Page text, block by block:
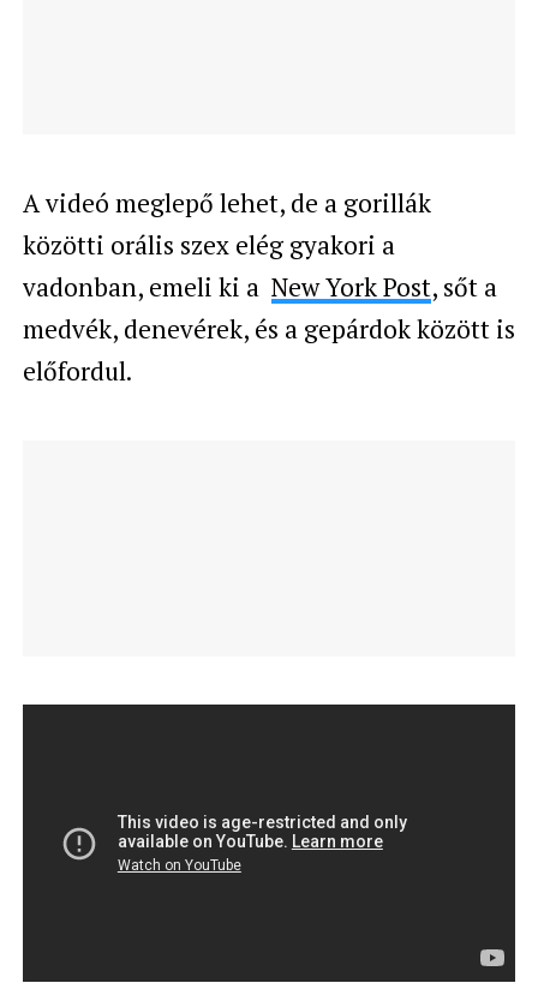
A videó meglepő lehet, de a gorillák
közötti orális szex elég gyakori a
vadonban, emeli ki a New York Post, sőt a
medvék, denevérek, és a gepárdok között is
előfordul.